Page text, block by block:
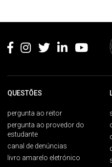
QUESTÕES
pergunta ao reitor
pergunta ao provedor do
estudante
canal de denúncias
livro amarelo eletrónico